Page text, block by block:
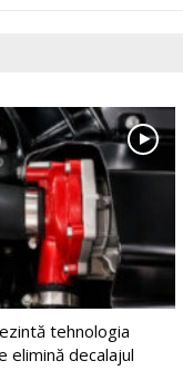
tehnologia
elimină decalajul